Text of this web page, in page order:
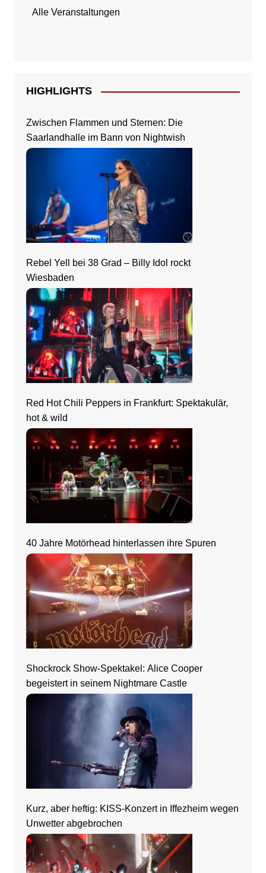
Alle Veranstaltungen
HIGHLIGHTS
Zwischen Flammen und Sternen: Die
Saarlandhalle im Bann von Nightwish
Rebel Yell bei 38 Grad – Billy Idol rockt
Wiesbaden
Red Hot Chili Peppers in Frankfurt: Spektakulär,
hot & wild
40 Jahre Motörhead hinterlassen ihre Spuren
Shockrock Show-Spektakel: Alice Cooper
begeistert in seinem Nightmare Castle
Kurz, aber heftig: KISS-Konzert in Iffezheim wegen
Unwetter abgebrochen